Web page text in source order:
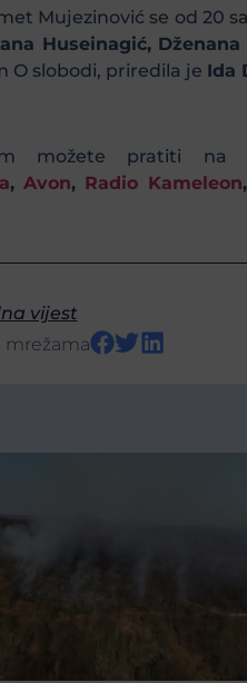
Mujezinović se od 20
Huseinagić, Dženana
O slobodi, priredila je Ida
možete pratiti na
, Avon, Radio Kameleon,
vijest
mrežama